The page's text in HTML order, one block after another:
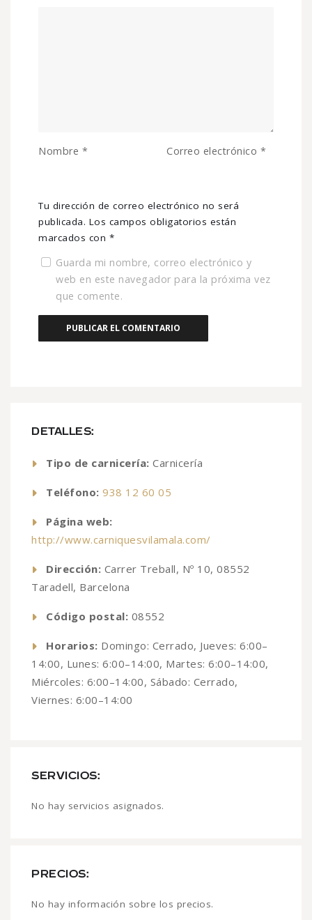
DETALLES:
Tipo de carnicería: Carnicería
Teléfono: 938 12 60 05
Página web:
http://www.carniquesvilamala.com/
Dirección: Carrer Treball, Nº 10, 08552
Taradell, Barcelona
Código postal: 08552
Horarios: Domingo: Cerrado, Jueves: 6:00–
14:00, Lunes: 6:00–14:00, Martes: 6:00–14:00,
Miércoles: 6:00–14:00, Sábado: Cerrado,
Viernes: 6:00–14:00
SERVICIOS:
No hay servicios asignados.
PRECIOS:
No hay información sobre los precios.
Tu dirección de correo electrónico no será
publicada. Los campos obligatorios están
marcados con *
Nombre * Correo electrónico *
Guarda mi nombre, correo electrónico y
web en este navegador para la próxima vez
que comente.